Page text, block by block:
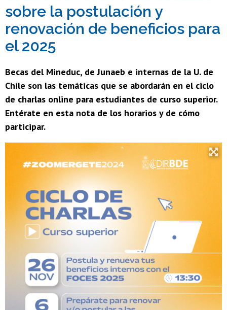
Egresadas/os
sobre la postulación y
renovación de beneficios para
el 2025
Becas del Mineduc, de Junaeb e internas de la U. de
Chile son las temáticas que se abordarán en el ciclo
de charlas online para estudiantes de curso superior.
Entérate en esta nota de los horarios y de cómo
participar.